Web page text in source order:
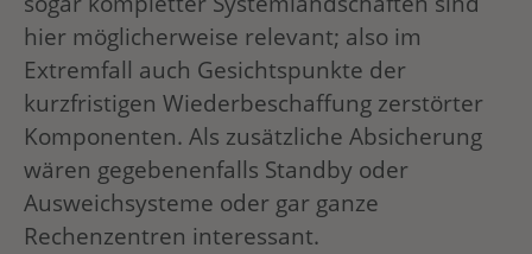
hier möglicherweise relevant; also im
Extremfall auch Gesichtspunkte der
kurzfristigen Wiederbeschaffung zerstörter
Komponenten. Als zusätzliche Absicherung
wären gegebenenfalls Standby oder
Ausweichsysteme oder gar ganze
Rechenzentren interessant.